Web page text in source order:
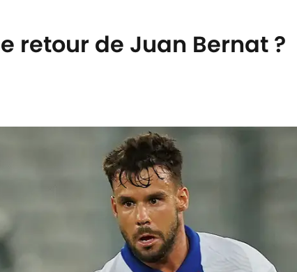
retour de Juan Bernat ?